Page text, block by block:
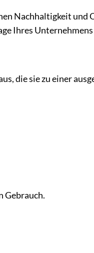
Nachhaltigkeit und
Ihres
die sie zu einer
Gebrauch.